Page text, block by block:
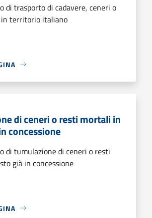
di trasporto di cadavere, ceneri o
territorio italiano
di ceneri o resti mortali in
concessione
di tumulazione di ceneri o resti
già in concessione